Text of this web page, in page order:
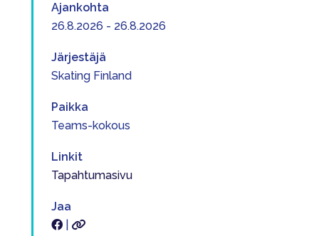
Ajankohta
26.8.2026 - 26.8.2026
Järjestäjä
Skating Finland
Paikka
Teams-kokous
Linkit
Tapahtumasivu
Jaa